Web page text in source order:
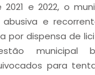
e 2022, o
e
por dispensa de
municipal
para